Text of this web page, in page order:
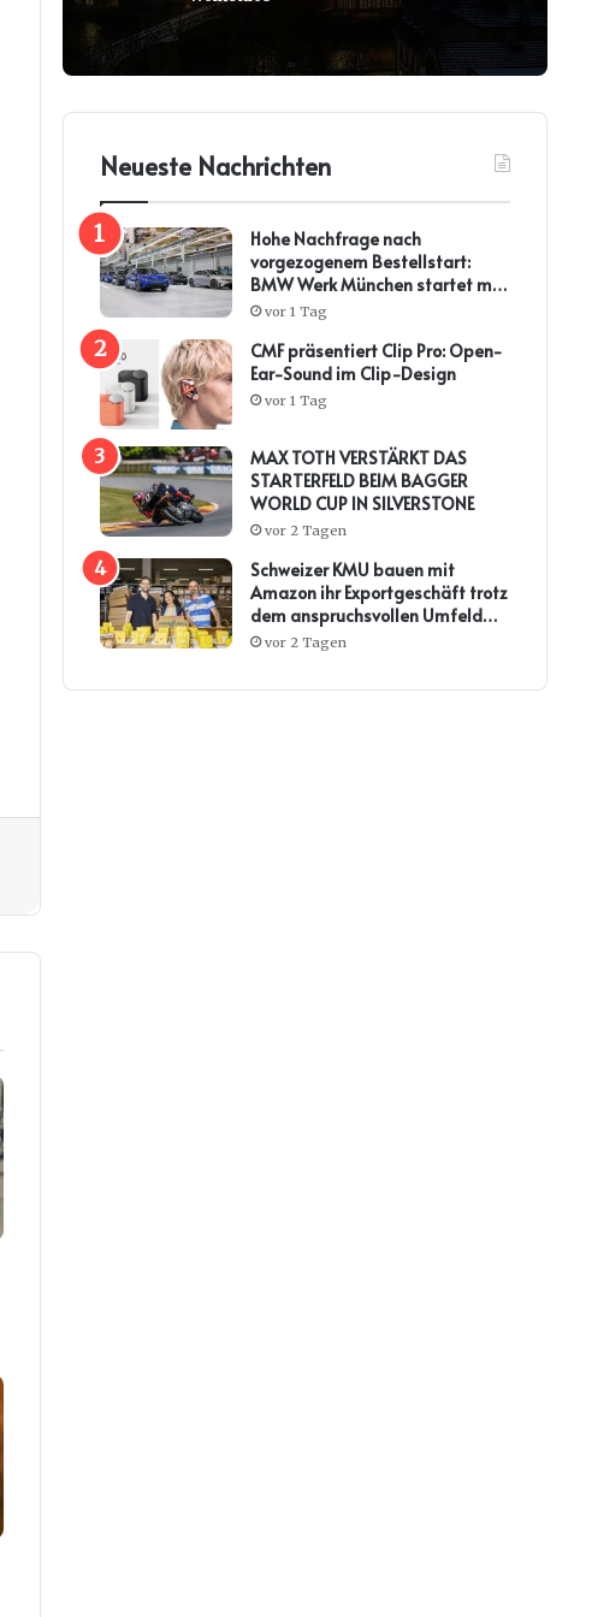
Neueste Nachrichten
Hohe Nachfrage nach
vorgezogenem Bestellstart:
BMW Werk München startet mit
steiler Anlaufkurve die
vor 1 Tag
CMF präsentiert Clip Pro: Open-
Ear-Sound im Clip-Design
vor 1 Tag
MAX TOTH VERSTÄRKT DAS
STARTERFELD BEIM BAGGER
WORLD CUP IN SILVERSTONE
vor 2 Tagen
Schweizer KMU bauen mit
Amazon ihr Exportgeschäft trotz
dem anspruchsvollen Umfeld
weiter aus
vor 2 Tagen